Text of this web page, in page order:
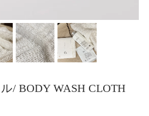
/ BODY WASH CLOTH